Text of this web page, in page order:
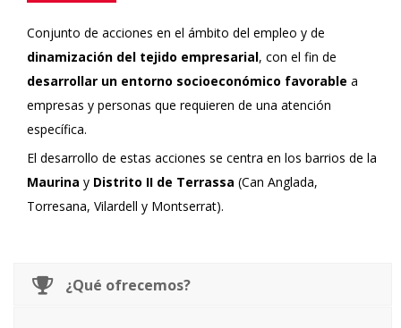
Conjunto de acciones en el ámbito del empleo y de
dinamización del tejido empresarial, con el fin de
desarrollar un entorno socioeconómico favorable a
empresas y personas que requieren de una atención
específica.
El desarrollo de estas acciones se centra en los barrios de la
Maurina y Distrito II de Terrassa (Can Anglada,
Torresana, Vilardell y Montserrat).
¿Qué ofrecemos?